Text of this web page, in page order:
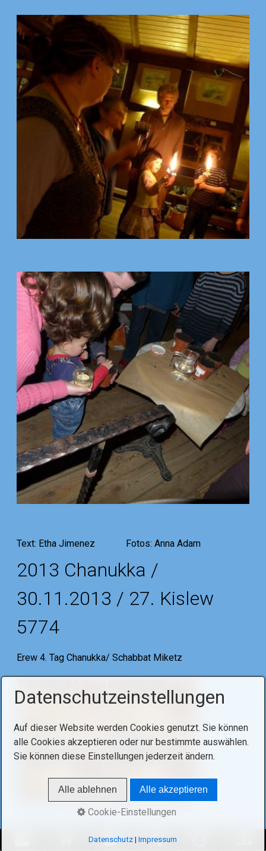
Text: Etha Jimenez Fotos: Anna Adam
2013 Chanukka /
30.11.2013 / 27. Kislew
5774
Erew 4. Tag Chanukka/ Schabbat Miketz
Datenschutzeinstellungen
Auf dieser Website werden Cookies genutzt. Sie können
alle Cookies akzeptieren oder nur bestimmte auswählen.
Sie können diese Einstellungen jederzeit ändern.
Alle ablehnen Alle akzeptieren
Cookie-Einstellungen
Datenschutz |Impressum